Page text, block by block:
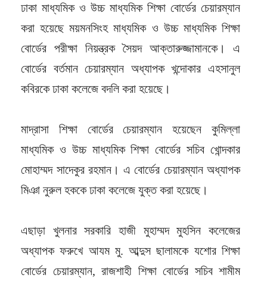
ঢাকা মাধ্যমিক ও উচ্চ মাধ্যমিক শিক্ষা বোর্ডের চেয়ারম্যান
করা হয়েছে ময়মনসিংহ মাধ্যমিক ও উচ্চ মাধ্যমিক শিক্ষা
বোর্ডের পরীক্ষা নিয়ন্ত্রক সৈয়দ আক্তারুজ্জামানকে। এ
বোর্ডের বর্তমান চেয়ারম্যান অধ্যাপক খন্দোকার এহসানুল
কবিরকে ঢাকা কলেজে বদলি করা হয়েছে।
মাদ্রাসা শিক্ষা বোর্ডের চেয়ারম্যান হয়েছেন কুমিল্লা
মাধ্যমিক ও উচ্চ মাধ্যমিক শিক্ষা বোর্ডের সচিব খোন্দকার
মোহাম্মদ সাদেকুর রহমান। এ বোর্ডের চেয়ারম্যান অধ্যাপক
মিঞা নুরুল হককে ঢাকা কলেজে যুক্ত করা হয়েছে।
এছাড়া খুলনার সরকারি হাজী মুহাম্মদ মুহসিন কলেজের
অধ্যাপক ফরুখে আযম মু. আব্দুস ছালামকে যশোর শিক্ষা
বোর্ডের চেয়ারম্যান, রাজশাহী শিক্ষা বোর্ডের সচিব শামীম